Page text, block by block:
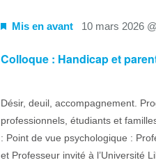
Colloque : Handicap et
Mis en avant 10 mars 2026
Désir, deuil, accompagnement.
professionnels, étudiants et
: Point de vue psychologique :
et Professeur invité à l’Université